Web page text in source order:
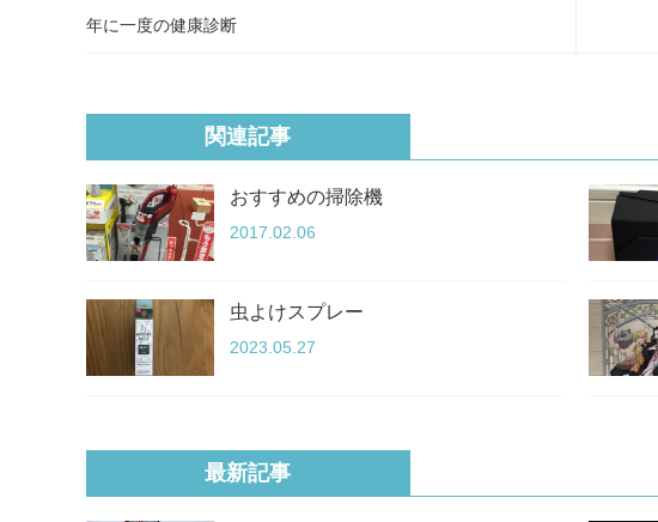
年に一度の健康診断
関連記事
おすすめの掃除機
2017.02.06
虫よけスプレー
2023.05.27
最新記事